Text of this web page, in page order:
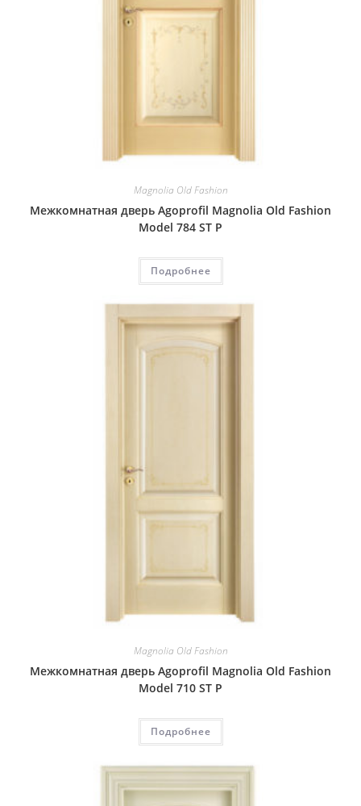
Magnolia Old Fashion
Межкомнатная дверь Agoprofil Magnolia Old Fashion
Model 784 ST P
Подробнее
Magnolia Old Fashion
Межкомнатная дверь Agoprofil Magnolia Old Fashion
Model 710 ST P
Подробнее